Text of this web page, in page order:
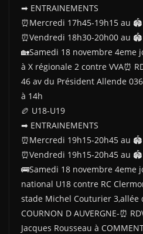
➡ ENTRAINEMENTS
⏰Mercredi 17h45-19h15 au
⏰Vendredi 18h30-20h00 au
🏡Samedi 18 novembre 4eme
à X régionale 2 contre VVA⏰
46 av du Président Allende
à 14h
🏉 U18-U19
➡ ENTRAINEMENTS
⏰Mercredi 19h15-20h45 au
⏰Vendredi 19h15-20h45 au
🚌Samedi 18 novembre 4eme
national U18 contre RC
stade Michel Couturier 3,allée
COURNON D AUVERGNE-⏰
Jacques Rousseau à